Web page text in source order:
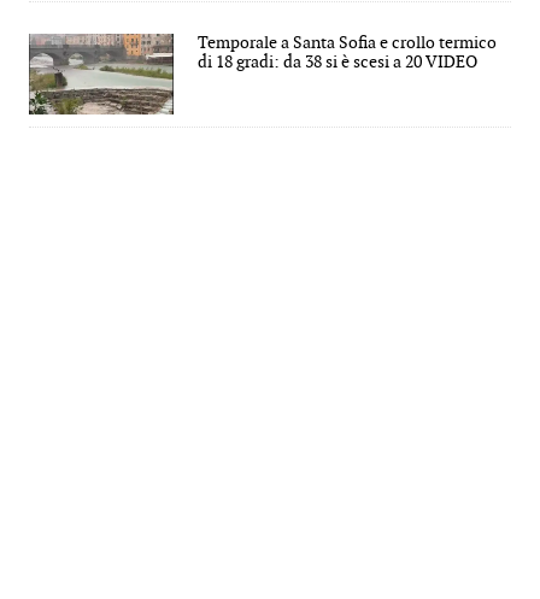
Temporale a Santa Sofia e crollo termico
di 18 gradi: da 38 si è scesi a 20 VIDEO